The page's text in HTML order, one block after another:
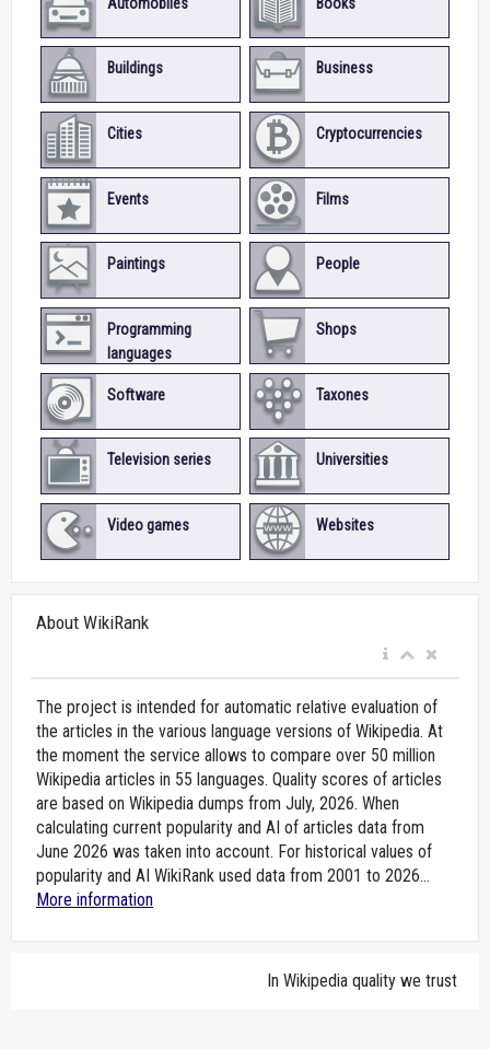
Buildings Business
Cities Cryptocurrencies
Events Films
Paintings People
Programming
languages
Shops
Software Taxones
Television series Universities
Video games Websites
About WikiRank
The project is intended for automatic relative evaluation of
the articles in the various language versions of Wikipedia. At
the moment the service allows to compare over 50 million
Wikipedia articles in 55 languages. Quality scores of articles
are based on Wikipedia dumps from July, 2026. When
calculating current popularity and AI of articles data from
June 2026 was taken into account. For historical values of
popularity and AI WikiRank used data from 2001 to 2026...
More information
In Wikipedia quality we trust